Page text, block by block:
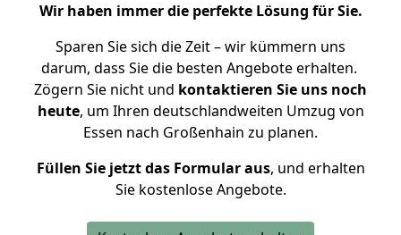
Wir haben immer die perfekte Lösung für Sie.
Sparen Sie sich die Zeit – wir kümmern uns
darum, dass Sie die besten Angebote erhalten.
Zögern Sie nicht und kontaktieren Sie uns noch
heute, um Ihren deutschlandweiten Umzug von
Essen nach Großenhain zu planen.
Füllen Sie jetzt das Formular aus, und erhalten
Sie kostenlose Angebote.